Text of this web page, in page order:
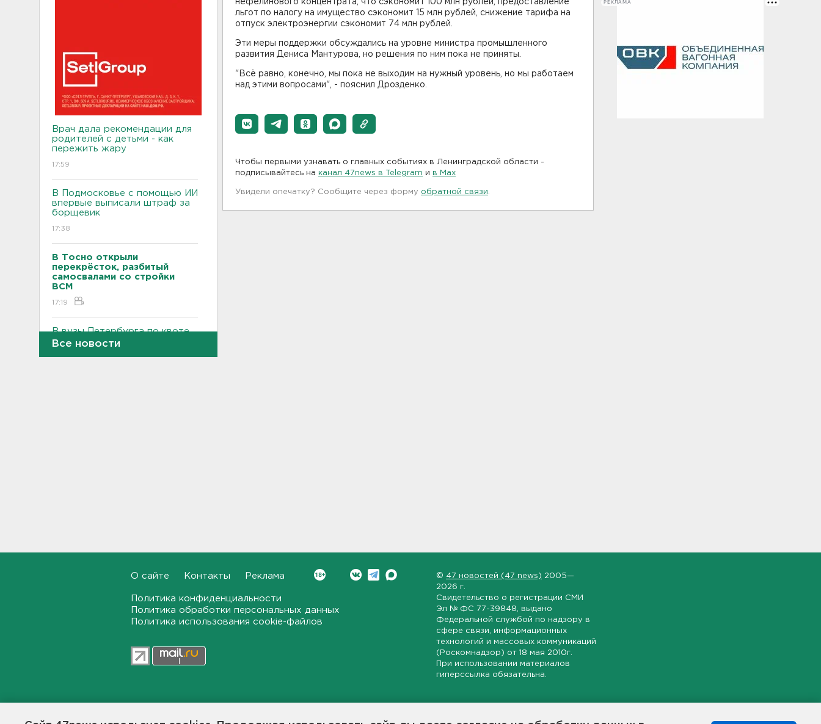
Врач дала рекомендации для
родителей с детьми - как
пережить жару
17:59
В Подмосковье с помощью ИИ
впервые выписали штраф за
борщевик
17:38
В Тосно открыли
перекрёсток, разбитый
самосвалами со стройки
ВСМ
17:19
В вузы Петербурга по квоте
для участников СВО и их
порадуют теплом. Но
В магазин — с арматурой. В
Шушарах дама добывала
Все новости
нефелинового концентрата, что сэкономит 100 млн рублей, предоставление
льгот по налогу на имущество сэкономит 15 млн рублей, снижение тарифа на
отпуск электроэнергии сэкономит 74 млн рублей.
Эти меры поддержки обсуждались на уровне министра промышленного
развития Дениса Мантурова, но решения по ним пока не приняты.
"Всё равно, конечно, мы пока не выходим на нужный уровень, но мы работаем
над этими вопросами", - пояснил Дрозденко.
Чтобы первыми узнавать о главных событиях в Ленинградской области -
подписывайтесь на канал 47news в Telegram и в Maх
Увидели опечатку? Сообщите через форму обратной связи
РЕКЛАМА
О сайте Контакты Реклама
Политика конфиденциальности
Политика обработки персональных данных
Политика использования cookie-файлов
© 47 новостей (47 news) 2005—
2026 г.
Свидетельство о регистрации СМИ
Эл № ФС 77-39848 , выдано
Федеральной службой по надзору в
сфере связи, информационных
технологий и массовых коммуникаций
(Роскомнадзор) от 18 мая 2010г.
При использовании материалов
гиперссылка обязательна.
общественной жизни в Ленинградской области, экономической и инвестиционной активности в регионе.